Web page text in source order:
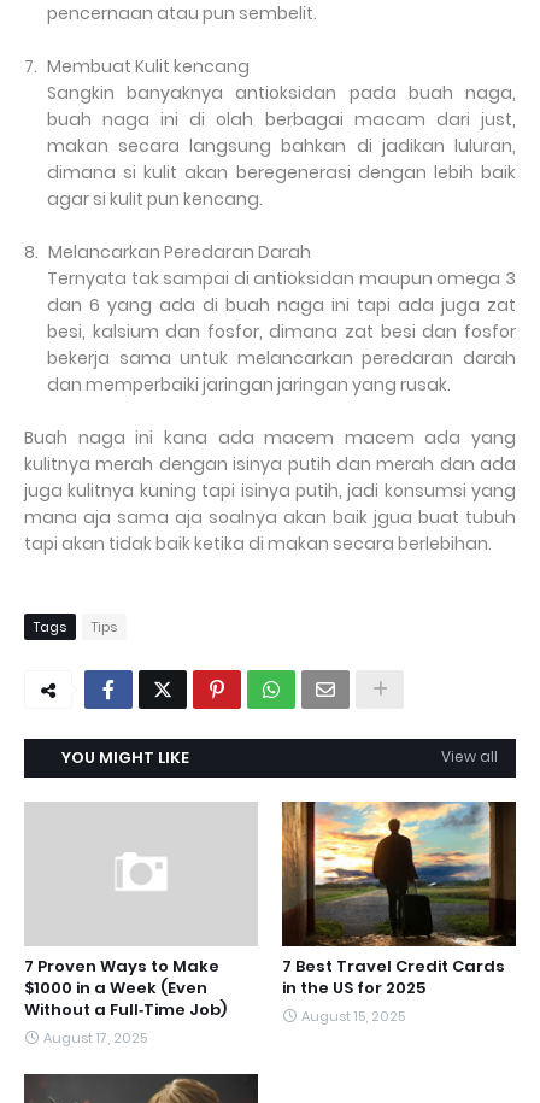
pencernaan atau pun sembelit.
7. Membuat Kulit kencang
Sangkin banyaknya antioksidan pada buah naga,
buah naga ini di olah berbagai macam dari just,
makan secara langsung bahkan di jadikan luluran,
dimana si kulit akan beregenerasi dengan lebih baik
agar si kulit pun kencang.
8. Melancarkan Peredaran Darah
Ternyata tak sampai di antioksidan maupun omega 3
dan 6 yang ada di buah naga ini tapi ada juga zat
besi, kalsium dan fosfor, dimana zat besi dan fosfor
bekerja sama untuk melancarkan peredaran darah
dan memperbaiki jaringan jaringan yang rusak.
Buah naga ini kana ada macem macem ada yang
kulitnya merah dengan isinya putih dan merah dan ada
juga kulitnya kuning tapi isinya putih, jadi konsumsi yang
mana aja sama aja soalnya akan baik jgua buat tubuh
tapi akan tidak baik ketika di makan secara berlebihan.
Tags Tips
YOU MIGHT LIKE View all
7 Proven Ways to Make
$1000 in a Week (Even
Without a Full‑Time Job)
August 17, 2025
7 Best Travel Credit Cards
in the US for 2025
August 15, 2025